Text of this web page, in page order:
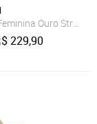
5
Ouro Strass
229,90